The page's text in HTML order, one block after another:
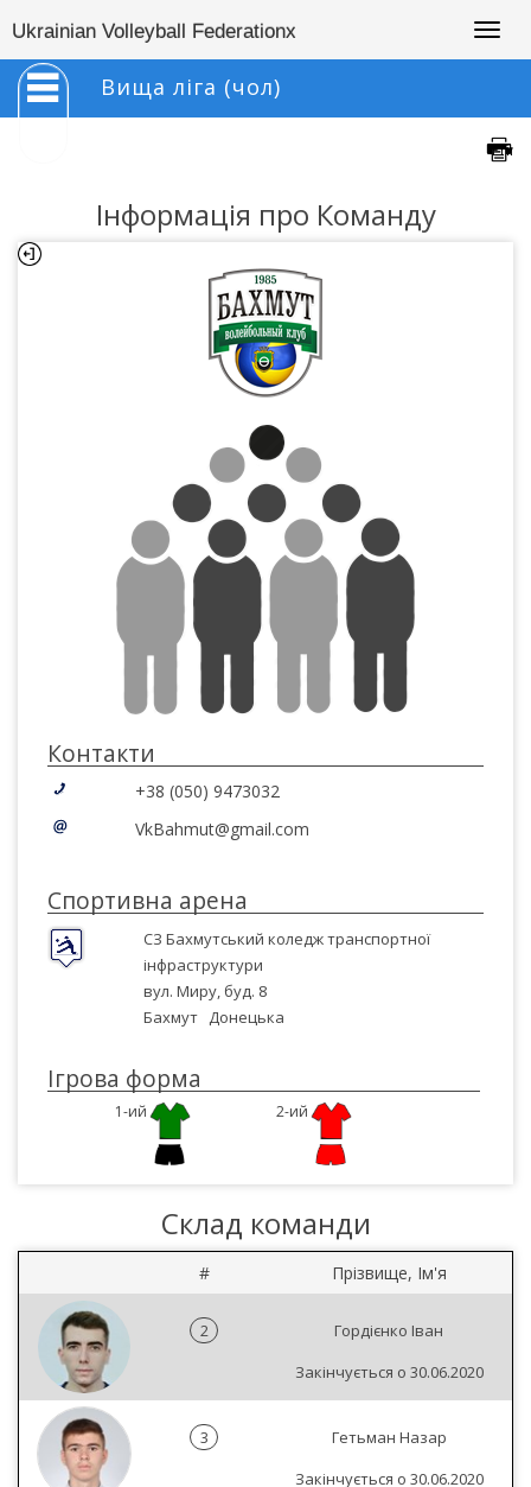
Ukrainian Volleyball Federationx
Вища ліга (чол)
Інформація про Команду
Контакти
+38 (050) 9473032
VkBahmut@gmail.com
Спортивна арена
СЗ Бахмутський коледж транспортної
інфраструктури
вул. Миру, буд. 8
Бахмут Донецька
Ігрова форма
1-ий 2-ий
Склад команди
# Прізвище, Ім'я
2
Гордієнко Іван
Закінчується о 30.06.2020
3
Гетьман Назар
Закінчується о 30.06.2020